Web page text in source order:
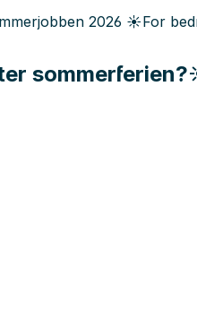
2026 ☀️For